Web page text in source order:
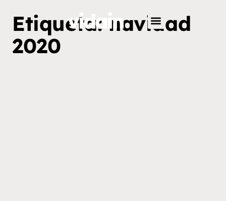
Etiqueta: navidad
2020